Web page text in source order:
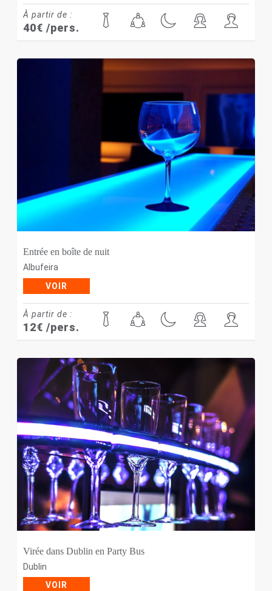
À partir de :
40€ /pers.
Entrée en boîte de nuit
Albufeira
VOIR
À partir de :
12€ /pers.
Virée dans Dublin en Party Bus
Dublin
VOIR